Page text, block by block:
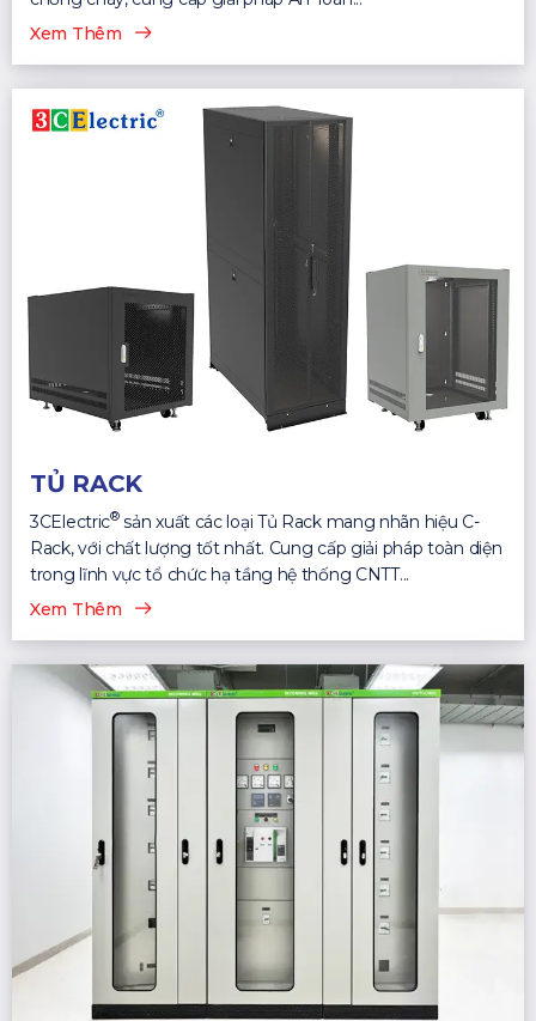
Xem Thêm
TỦ RACK
3CElectric®sản xuất các loại Tủ Rack mang nhãn hiệu C-
Rack, với chất lượng tốt nhất. Cung cấp giải pháp toàn diện
trong lĩnh vực tổ chức hạ tầng hệ thống CNTT...
Xem Thêm